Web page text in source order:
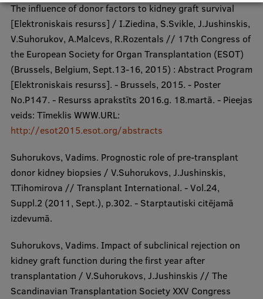
The influence of donor factors to kidney graft survival
[Elektroniskais resurss] / I.Ziedina, S.Svikle, J.Jushinskis,
V.Suhorukov, A.Malcevs, R.Rozentals // 17th Congress of
the European Society for Organ Transplantation (ESOT)
(Brussels, Belgium, Sept.13-16, 2015) : Abstract Program
[Elektroniskais resurss]. - Brussels, 2015. - Poster
No.P147. - Resurss aprakstīts 2016.g. 18.martā. - Pieejas
veids: Tīmeklis WWW.URL:
http://esot2015.esot.org/abstracts
Suhorukovs, Vadims. Prognostic role of pre-transplant
donor kidney biopsies / V.Suhorukovs, J.Jushinskis,
T.Tihomirova // Transplant International. - Vol.24,
Suppl.2 (2011, Sept.), p.302. - Starptautiski citējamā
izdevumā.
Suhorukovs, Vadims. Impact of subclinical rejection on
kidney graft function during the first year after
transplantation / V.Suhorukovs, J.Jushinskis // The
Scandinavian Transplantation Society XXV Congress